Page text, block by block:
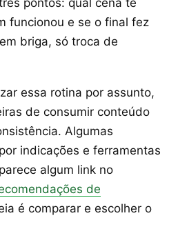
funcionou e se o final fez
briga, só troca de
essa rotina por assunto,
de consumir conteúdo
Algumas
indicações e ferramentas
algum link no
de
é comparar e escolher o